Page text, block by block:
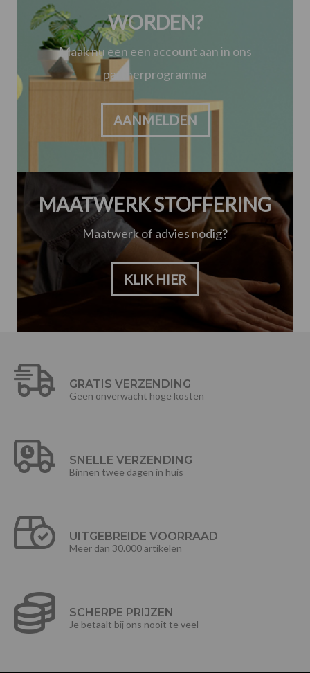
WORDEN?
Maak nu een een account aan in ons
partnerprogramma
AANMELDEN
MAATWERK STOFFERING
Maatwerk of advies nodig?
KLIK HIER
GRATIS VERZENDING
Geen onverwacht hoge kosten
SNELLE VERZENDING
Binnen twee dagen in huis
UITGEBREIDE VOORRAAD
Meer dan 30.000 artikelen
SCHERPE PRIJZEN
Je betaalt bij ons nooit te veel